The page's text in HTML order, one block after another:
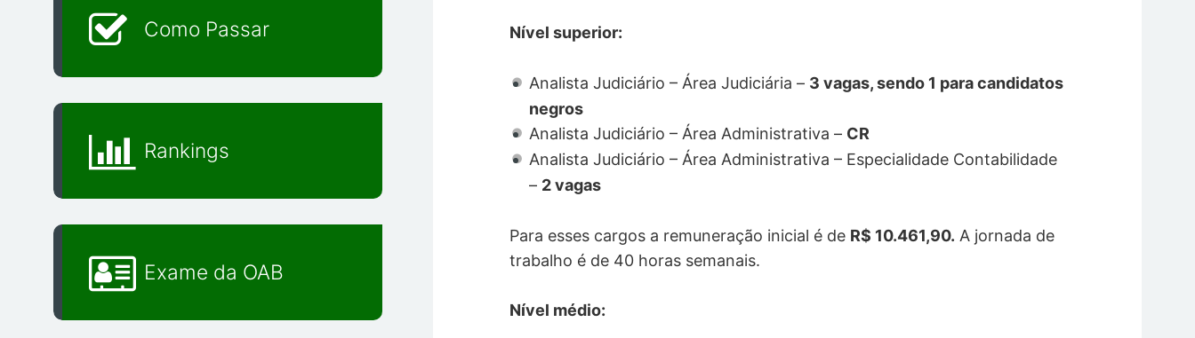
Nível superior:
Analista Judiciário – Área Judiciária – 3 vagas, sendo 1 para candidatos
negros
Analista Judiciário – Área Administrativa – CR
Analista Judiciário – Área Administrativa – Especialidade Contabilidade
– 2 vagas
Para esses cargos a remuneração inicial é de R$ 10.461,90. A jornada de
trabalho é de 40 horas semanais.
Nível médio:
Como Passar
Rankings
Exame da OAB